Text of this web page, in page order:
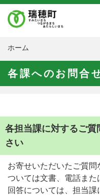
ホーム
各課へのお問合
各担当課に対するご
さい
お寄せいただいたご質
ついては文書、電話また
回答については、担当